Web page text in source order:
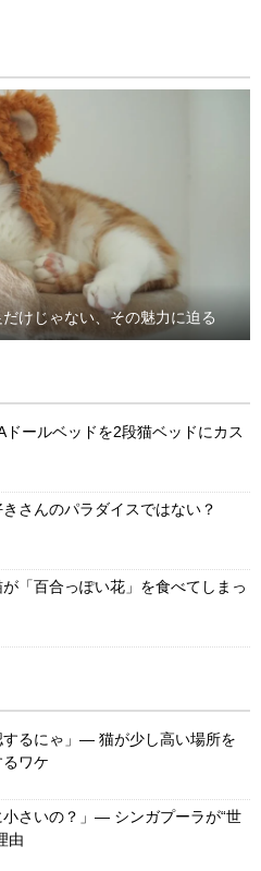
けじゃない、その魅力に迫る
ドールベッドを2段猫ベッドにカス
さんのパラダイスではない？
「百合っぽい花」を食べてしまっ
するにゃ」— 猫が少し高い場所を
ワケ
小さいの？」— シンガプーラが“世
由